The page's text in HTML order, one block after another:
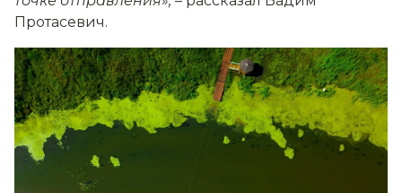
Протасевич.